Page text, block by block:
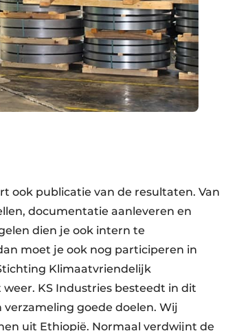
ook publicatie van de resultaten. Van
documentatie aanleveren en
dien je ook intern te
moet je ook nog participeren in
Klimaatvriendelijk
KS Industries besteedt in dit
verzameling goede doelen. Wij
uit Ethiopië. Normaal verdwijnt de